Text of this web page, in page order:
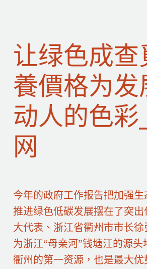
让绿色成查
養價格为发
动人的色彩
网
今年的政府工作报告把加强生
推进绿色低碳发展摆在了突出
大代表、浙江省衢州市市长
为浙江“母亲河”钱塘江的源头
衢州的第一资源，也是最大